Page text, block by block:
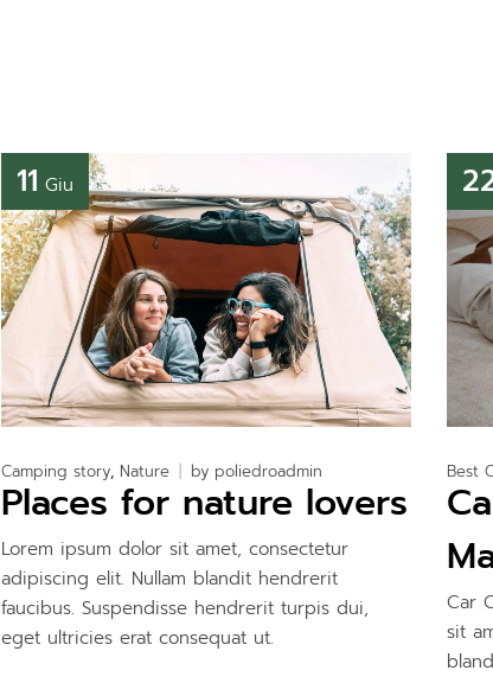
11 Giu
Camping story Nature by poliedroadmin
Places for nature lovers
Lorem ipsum dolor sit amet, consectetur
adipiscing elit. Nullam blandit hendrerit
faucibus. Suspendisse hendrerit turpis dui,
eget ultricies erat consequat ut.
Best
Car
sit